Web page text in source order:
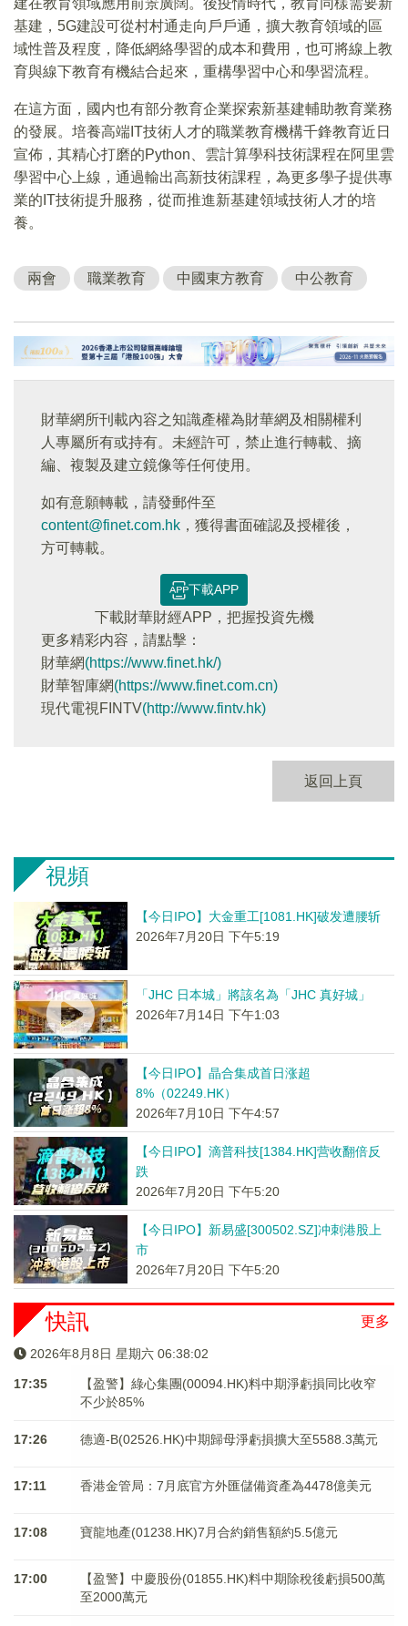
建在教育領域應用前景廣闊。後疫情時代，教育同樣需要新
基建，5G建設可從村村通走向戶戶通，擴大教育領域的區
域性普及程度，降低網絡學習的成本和費用，也可將線上教
育與線下教育有機結合起來，重構學習中心和學習流程。
在這方面，國内也有部分教育企業探索新基建輔助教育業務
的發展。培養高端IT技術人才的職業教育機構千鋒教育近日
宣佈，其精心打磨的Python、雲計算學科技術課程在阿里雲
學習中心上線，通過輸出高新技術課程，為更多學子提供專
業的IT技術提升服務，從而推進新基建領域技術人才的培
養。
兩會 職業教育 中國東方教育 中公教育
財華網所刊載內容之知識產權為財華網及相關權利
人專屬所有或持有。未經許可，禁止進行轉載、摘
編、複製及建立鏡像等任何使用。
如有意願轉載，請發郵件至
content@finet.com.hk ，獲得書面確認及授權後，
方可轉載。
下載APP
下載財華財經APP，把握投資先機
更多精彩内容，請點擊：
財華網(https://www.finet.hk/)
財華智庫網(https://www.finet.com.cn)
現代電視FINTV(http://www.fintv.hk)
返回上頁
視頻
【今日IPO】大金重工[1081.HK]破发遭腰斩
2026年7月20日 下午5:19
「JHC 日本城」將該名為「JHC 真好城」
2026年7月14日 下午1:03
【今日IPO】晶合集成首日涨超
8%（02249.HK）
2026年7月10日 下午4:57
【今日IPO】滴普科技[1384.HK]营收翻倍反
跌
2026年7月20日 下午5:20
【今日IPO】新易盛[300502.SZ]冲刺港股上
市
2026年7月20日 下午5:20
更多
快訊
2026年8月8日 星期六 06:38:02
17:35
【盈警】綠心集團(00094.HK)料中期淨虧損同比收窄
不少於85%
17:26 德適-B(02526.HK)中期歸母淨虧損擴大至5588.3萬元
17:11 香港金管局：7月底官方外匯儲備資產為4478億美元
17:08 寶龍地產(01238.HK)7月合約銷售額約5.5億元
17:00
【盈警】中慶股份(01855.HK)料中期除稅後虧損500萬
至2000萬元